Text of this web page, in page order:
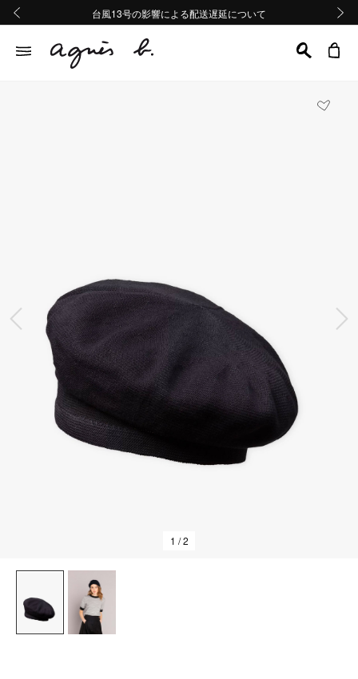
熊本地域地震の影響による配送遅延について
Summer Sale 2buy10%OFF!!
台風13号の影響による配送遅延について
熊本地域地震の影響による配送遅延について
Summer Sale 2buy10%OFF!!
前の画像
1 / 2